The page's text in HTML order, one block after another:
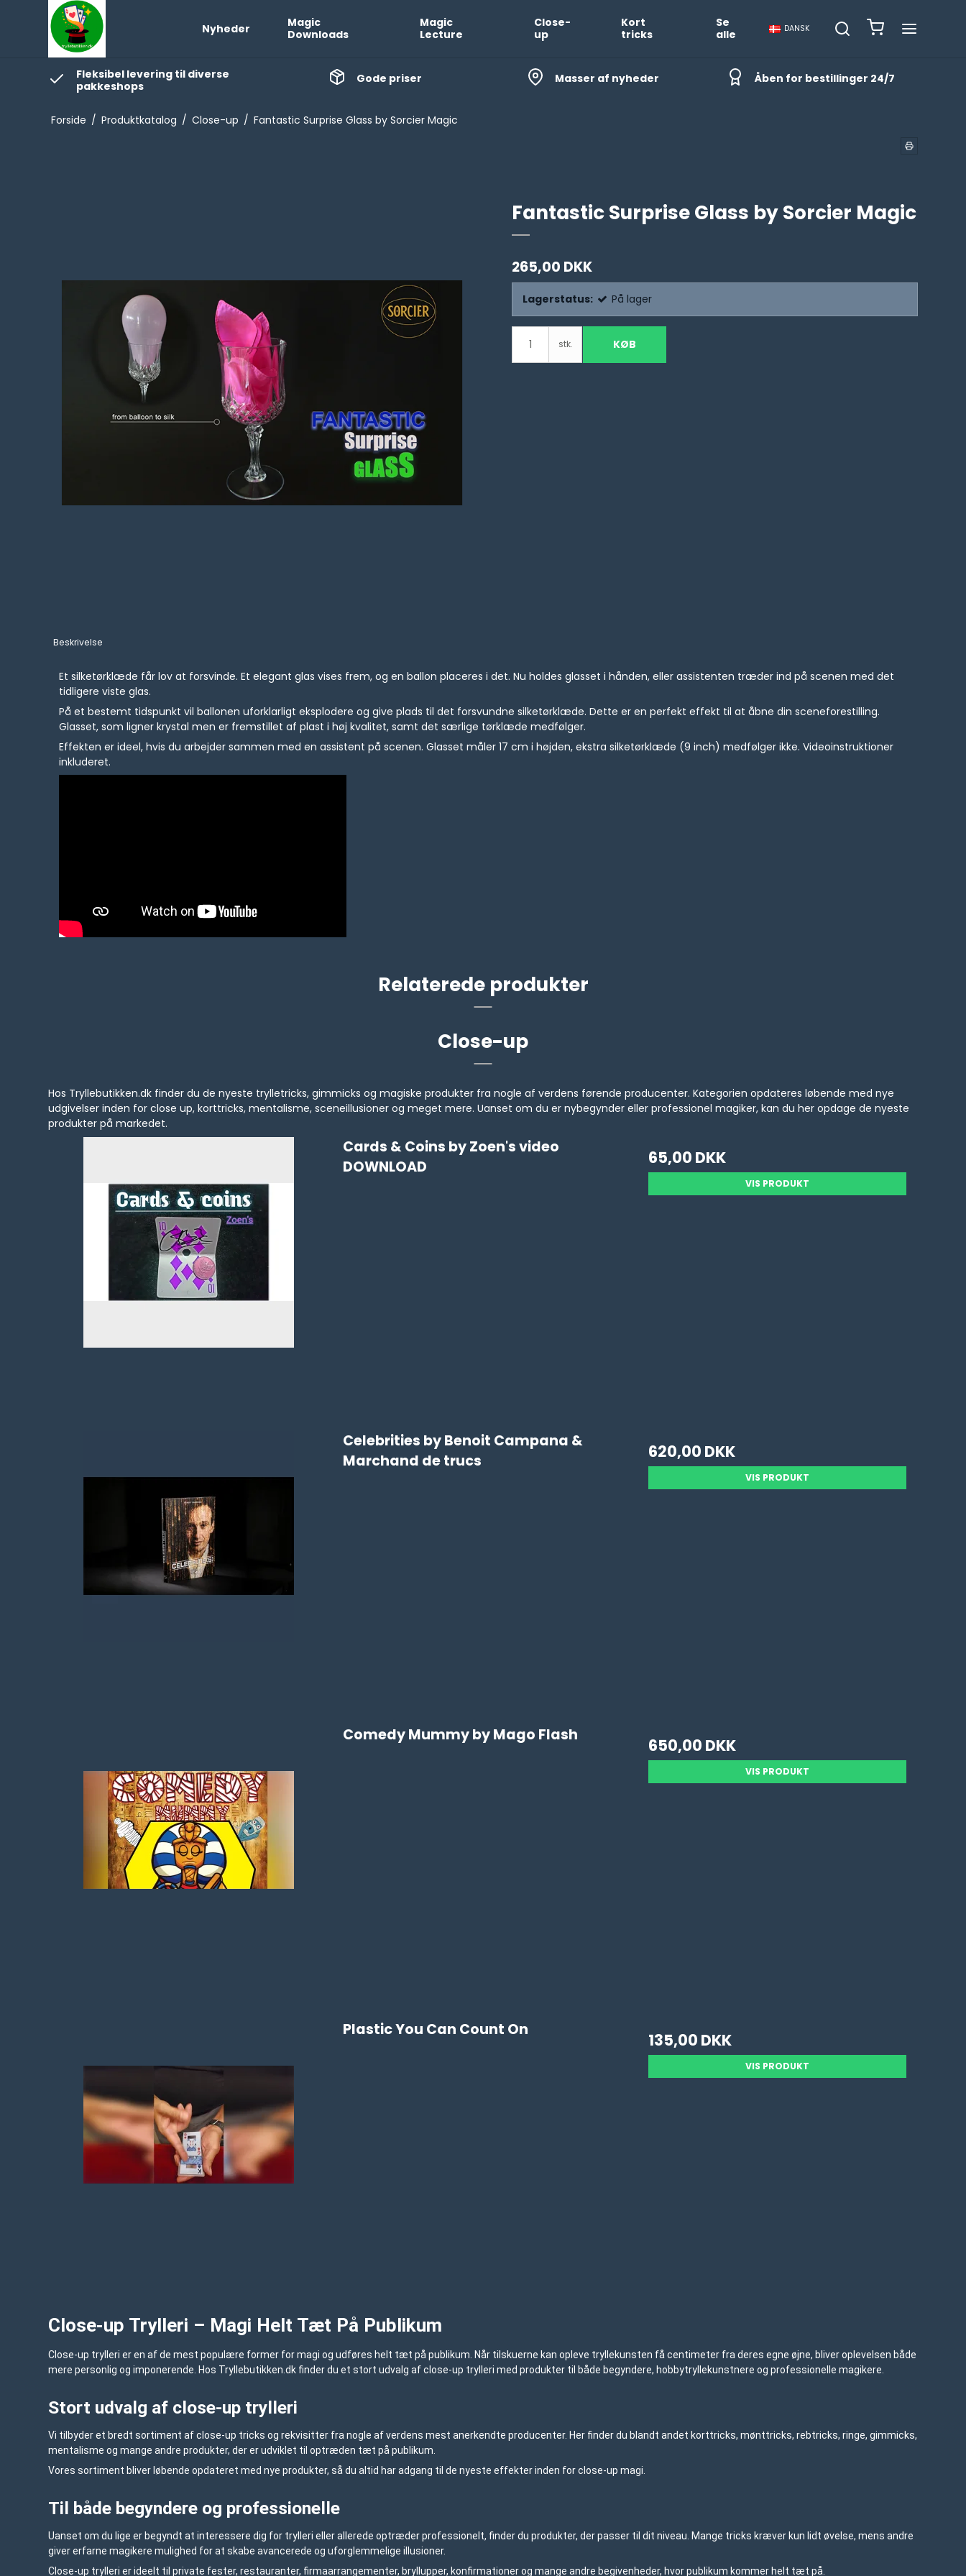
Nyheder
Magic
Downloads
Magic
Lecture
Close-
up
Kort
tricks
Se
alle
DANSK
Fleksibel levering til diverse
pakkeshops
Gode priser Masser af nyheder Åben for bestillinger 24/7
Forside / Produktkatalog / Close-up / Fantastic Surprise Glass by Sorcier Magic
Fantastic Surprise Glass by Sorcier Magic
265,00 DKK
Lagerstatus: På lager
stk. KØB
Beskrivelse
Et silketørklæde får lov at forsvinde. Et elegant glas vises frem, og en ballon placeres i det. Nu holdes glasset i hånden, eller assistenten træder ind på scenen med det
tidligere viste glas.
På et bestemt tidspunkt vil ballonen uforklarligt eksplodere og give plads til det forsvundne silketørklæde. Dette er en perfekt effekt til at åbne din sceneforestilling.
Glasset, som ligner krystal men er fremstillet af plast i høj kvalitet, samt det særlige tørklæde medfølger.
Effekten er ideel, hvis du arbejder sammen med en assistent på scenen. Glasset måler 17 cm i højden, ekstra silketørklæde (9 inch) medfølger ikke. Videoinstruktioner
inkluderet.
Relaterede produkter
Close-up
Hos Tryllebutikken.dk finder du de nyeste trylletricks, gimmicks og magiske produkter fra nogle af verdens førende producenter. Kategorien opdateres løbende med nye
udgivelser inden for close up, korttricks, mentalisme, sceneillusioner og meget mere. Uanset om du er nybegynder eller professionel magiker, kan du her opdage de nyeste
produkter på markedet.
Cards & Coins by Zoen's video
DOWNLOAD
65,00 DKK
VIS PRODUKT
Celebrities by Benoit Campana &
Marchand de trucs
620,00 DKK
VIS PRODUKT
Comedy Mummy by Mago Flash
650,00 DKK
VIS PRODUKT
Plastic You Can Count On
135,00 DKK
VIS PRODUKT
Close-up Trylleri – Magi Helt Tæt På Publikum
Close-up trylleri er en af de mest populære former for magi og udføres helt tæt på publikum. Når tilskuerne kan opleve tryllekunsten få centimeter fra deres egne øjne, bliver oplevelsen både
mere personlig og imponerende. Hos Tryllebutikken.dk finder du et stort udvalg af close-up trylleri med produkter til både begyndere, hobbytryllekunstnere og professionelle magikere.
Stort udvalg af close-up trylleri
Vi tilbyder et bredt sortiment af close-up tricks og rekvisitter fra nogle af verdens mest anerkendte producenter. Her finder du blandt andet korttricks, mønttricks, rebtricks, ringe, gimmicks,
mentalisme og mange andre produkter, der er udviklet til optræden tæt på publikum.
Vores sortiment bliver løbende opdateret med nye produkter, så du altid har adgang til de nyeste effekter inden for close-up magi.
Til både begyndere og professionelle
Uanset om du lige er begyndt at interessere dig for trylleri eller allerede optræder professionelt, finder du produkter, der passer til dit niveau. Mange tricks kræver kun lidt øvelse, mens andre
giver erfarne magikere mulighed for at skabe avancerede og uforglemmelige illusioner.
Close-up trylleri er ideelt til private fester, restauranter, firmaarrangementer, bryllupper, konfirmationer og mange andre begivenheder, hvor publikum kommer helt tæt på.